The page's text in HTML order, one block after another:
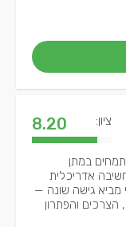
ציון: 8.20
במתן
אדריכלית
מביא גישה שונה —
והפתרון